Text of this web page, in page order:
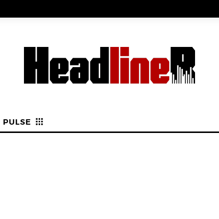
PULSE